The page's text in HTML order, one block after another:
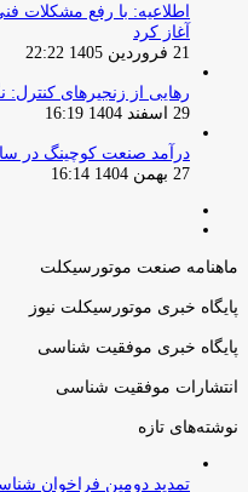
اطلاعیه: با رفع مشکلات
آغاز کرد
21 فروردین 1405 22:22
رهایی از زنجیرهای کنترل:
29 اسفند 1404 16:19
درآمد صنعت کوچینگ در سال 2025 به ۵.۳۴ میلیارد دلار آمریکا
27 بهمن 1404 16:14
ماهنامه صنعت موتورسیکلت
پایگاه خبری موتورسیکلت نیوز
پایگاه خبری موفقیت شناسی
انتشارات موفقیت شناسی
نوشته‌های تازه
تمدید دومین فراخوان